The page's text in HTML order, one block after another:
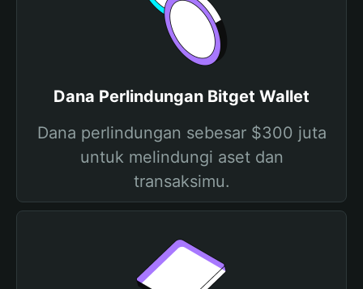
Dana Perlindungan Bitget Wallet
Dana perlindungan sebesar $300 juta
untuk melindungi aset dan
transaksimu.